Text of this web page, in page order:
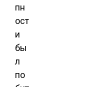
пн
ост
и
бы
л
по